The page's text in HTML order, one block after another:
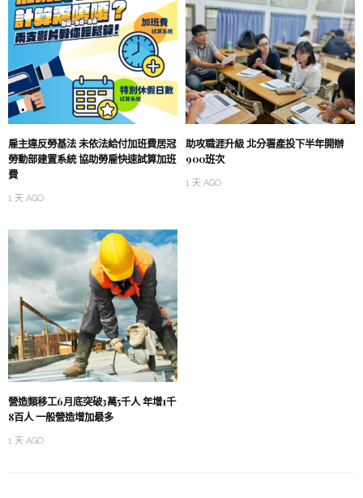
雇主違反勞基法 未依法給付加班費居冠
勞動部建置系統 協助勞雇快速試算加班
費
1 天 AGO
助攻職涯升級 北分署產投下半年開辦
900班次
1 天 AGO
營造類移工6月底突破3萬5千人 年增1千
8百人 一般營造增加最多
1 天 AGO